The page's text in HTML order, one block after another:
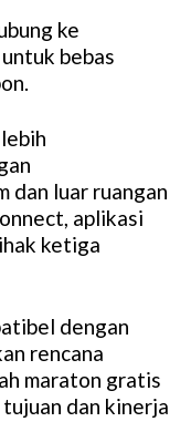
ke
bebas
dan luar ruangan
aplikasi
ketiga
dengan
rencana
maraton gratis
dan kinerja